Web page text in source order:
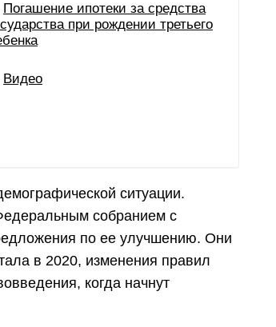
Погашение ипотеки за средства
при рождении третьего
Видео
ситуации.
собранием с
по ее улучшению. Они
в 2020, изменения правил
когда начнут